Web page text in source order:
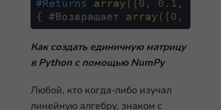
#Returns array ([ 0 , 0.1 ,
{ #Возвращает array ([ 0 ,
Как создать единичную матрицу
в Python с помощью NumPy
Любой, кто когда-либо изучал
линейную алгебру, знаком с